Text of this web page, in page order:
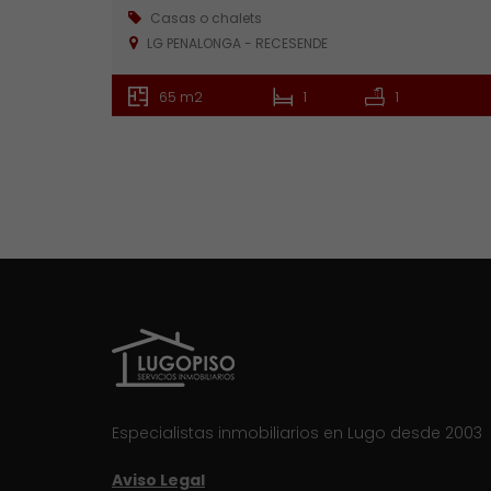
Casas o chalets
LG PENALONGA - RECESENDE
65 m2 1 1
Especialistas inmobiliarios en Lugo desde 2003
Aviso Legal